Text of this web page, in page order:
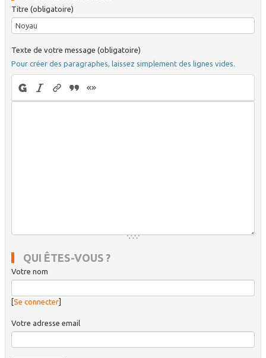
Titre (obligatoire)
Texte de votre message (obligatoire)
Pour créer des paragraphes, laissez simplement des lignes vides.
QUI ÊTES-VOUS ?
Votre nom
Se connecter]
Votre adresse email